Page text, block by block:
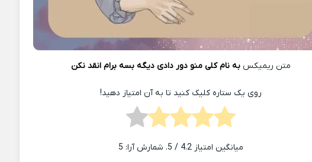
متن ریمیکس به نام کلی منو دور دادی دیگه بسه برام انقد نکن
روی یک ستاره کلیک کنید تا به آن امتیاز دهید!
میانگین امتیاز 4.2 / 5. شمارش آرا: 5